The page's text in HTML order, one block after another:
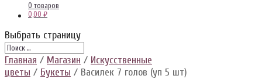
0 товаров
0,00 ₽
Выбрать страницу
Главная / Магазин / Искусственные
цветы / Букеты / Василек 7 голов (уп 5 шт)